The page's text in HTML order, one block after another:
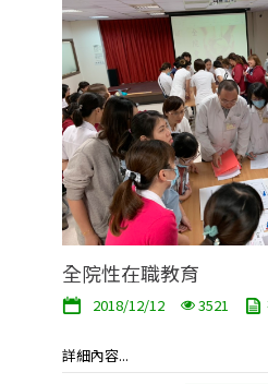
全院性在職教育
2018/12/12 3521
詳細內容...